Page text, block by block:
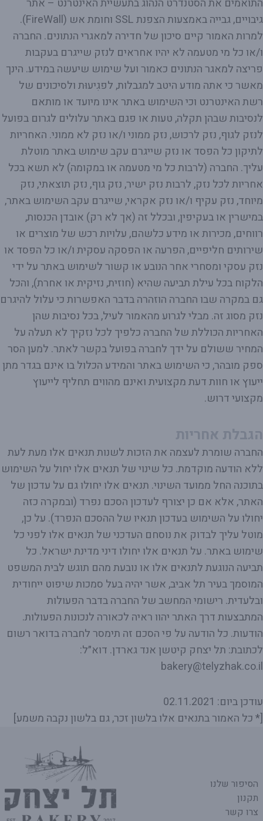
התואמים את הסטנדרט הנהוג בתעשיית האינטרנט – אתר
גיבויים, גבייה באמצעות הצפנת SSL וחומת אש (FireWall).
למרות האמור קיים סיכון של חדירה למאגרי הנתונים. החברה
ו/או כל מי מטעמה לא יהיו אחראים לנזק שייגרם בעקבות
פריצה למאגר הנתונים כאמור ועל שימוש שיעשה במידע. הינך
מאשר כי אתה מודע היטב למגבלות, לפגִיעוּת ולסיכונים של
רשת האינטרנט וכי השימוש באתר אינו מיועד או מותאם
לנסיבות שבהן תקלה, טעות או פגם באתר עלולים לגרום בפועל
לנזק לגוף, נזק לרכוש, נזק ממוני ו/או נזק לא ממוני. האחריות
לתיקון כל הפסד או נזק שייגרם עקב שימוש באתר מוטלת
עליך. החברה (לרבות כל מי מטעמה או במקומה) לא תשא בכל
אחריות לכל נזק, לרבות נזק ישיר, נזק גוף, נזק תוצאתי, נזק
מיוחד, נזק עקיף ו/או נזק אקראי, שייגרם עקב השימוש באתר,
במישרין או בעקיפין, ובכלל זה (אך לא רק) אובדן הכנסות,
רווחים, מכירות או מידע כלשהם, עלויות רכש של מוצרים או
שירותים חליפיים, הפרעה או הפסקה עסקית ו/או כל הפסד או
נזק עסקי ומסחרי אחר הנובע או קשור לשימוש באתר על ידי
הלקוח בכל עילת תביעה שהיא (חוזית, נזיקית או אחרת), והכל
גם במקרה שבו החברה הוזהרה בדבר האפשרות כי עלול להיגרם
נזק מסוג זה. מבלי לגרוע מהאמור לעיל, בכל נסיבות שהן
האחריות הכוללת של החברה כלפיך לכל נזקיך לא תעלה על
המחיר ששולם על ידך לחברה בפועל בקשר לאתר. למען הסר
ספק מובהר, כי השימוש באתר והמידע הכלול בו אינם בגדר מתן
ייעוץ או חוות דעת מקצועית ואינם מהווים תחליף לייעוץ
מקצועי דרוש.
הגבלת אחריות
החברה שומרת לעצמה את הזכות לשנות תנאים אלו מעת לעת
ללא הודעה מוקדמת. כל שינוי של תנאים אלו יחול על השימוש
בתוכנה החל ממועד השינוי. תנאים אלו יחולו גם על עדכון של
האתר, אלא אם כן יצורף לעדכון הסכם נפרד (ובמקרה כזה
יחולו על השימוש בעדכון תנאיו של ההסכם הנפרד). על כן,
מוטל עליך לבדוק את נוסחם העדכני של תנאים אלו לפני כל
שימוש באתר. על תנאים אלו יחולו דיני מדינת ישראל. כל
תביעה הנוגעת לתנאים אלו או נובעת מהם תוגש לבית המשפט
המוסמך בעיר תל אביב, אשר יהיה בעל סמכות שיפוט ייחודית
ובלעדית. רישומי המחשב של החברה בדבר הפעולות
המתבצעות דרך האתר יהוו ראיה לכאורה לנכונות הפעולות.
הודעות. כל הודעה על פי הסכם זה תימסר לחברה בדואר רשום
לכתובת: תל יצחק קיטשן אנד גארדן. דוא״ל:
bakery@telyzhak.co.il
עודכן ביום: 02.11.2021
[* כל האמור בתנאים אלו בלשון זכר, גם בלשון נקבה משמע]
הסיפור שלנו
תקנון
צרו קשר